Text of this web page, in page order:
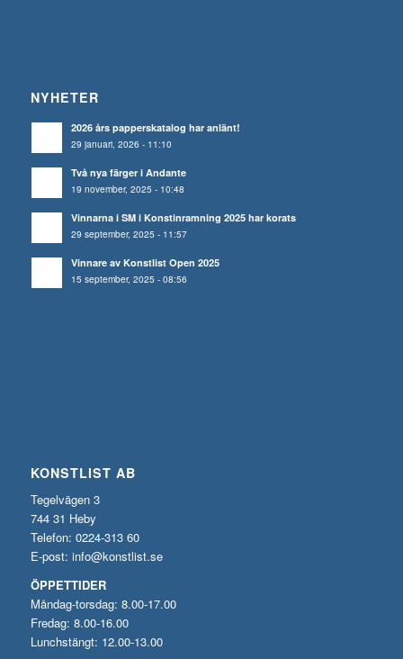
NYHETER
2026 års papperskatalog har anlänt!
29 januari, 2026 - 11:10
Två nya färger i Andante
19 november, 2025 - 10:48
Vinnarna i SM i Konstinramning 2025 har korats
29 september, 2025 - 11:57
Vinnare av Konstlist Open 2025
15 september, 2025 - 08:56
KONSTLIST AB
Tegelvägen 3
744 31 Heby
Telefon: 0224-313 60
E-post: info@konstlist.se
ÖPPETTIDER
Måndag-torsdag: 8.00-17.00
Fredag: 8.00-16.00
Lunchstängt: 12.00-13.00